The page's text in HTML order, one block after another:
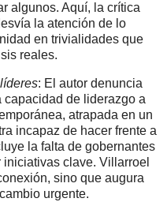
algunos. Aquí, la crítica
la atención de lo
en trivialidades que
reales.
: El autor denuncia
de liderazgo a
atrapada en un
incapaz de hacer frente a
la falta de gobernantes
clave. Villarroel
sino que augura
urgente.